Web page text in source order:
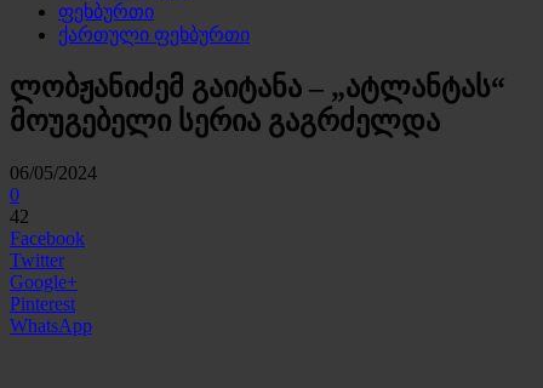
ფეხბურთი
ქართული ფეხბურთი
ლობჟანიძემ გაიტანა – „ატლანტას“
მოუგებელი სერია გაგრძელდა
06/05/2024
0
42
Facebook
Twitter
Google+
Pinterest
WhatsApp